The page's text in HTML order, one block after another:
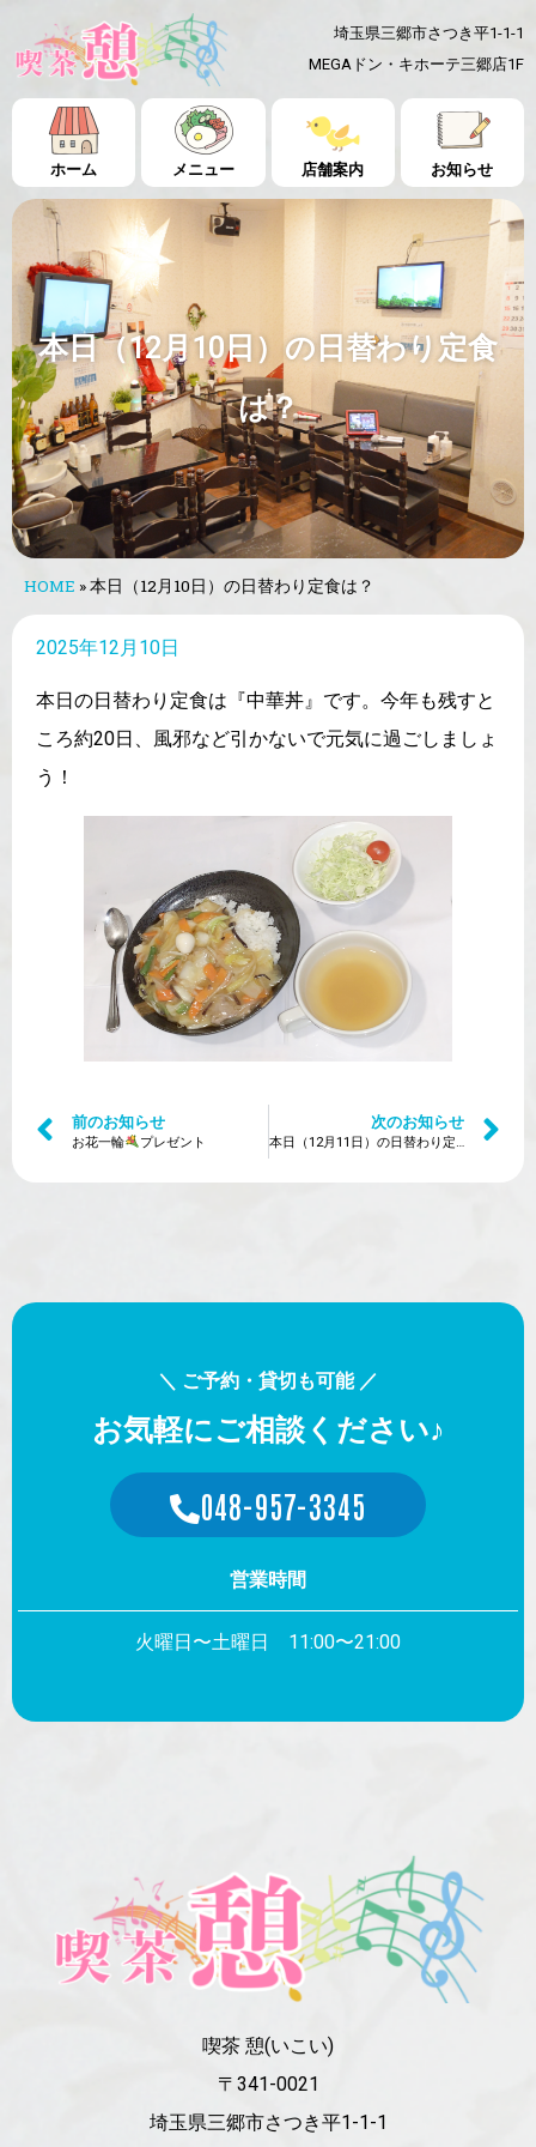
埼玉県三郷市さつき平1-1-1
MEGAドン・キホーテ三郷店1F
ホーム メニュー 店舗案内 お知らせ
本日（12月10日）の日替わり定食
は？
HOME »本日（12月10日）の日替わり定食は？
2025年12月10日
本日の日替わり定食は『中華丼』です。今年も残すと
ころ約20日、風邪など引かないで元気に過ごしましょ
う！
前のお知らせ
お花一輪 プレゼント
次のお知らせ
本日（12月11日）の日替わり定食は？
＼ ご予約・貸切も可能 ／
お気軽にご相談ください♪
048-957-3345
営業時間
火曜日〜土曜日 11:00〜21:00
喫茶 憩(いこい)
〒341-0021
埼玉県三郷市さつき平1-1-1